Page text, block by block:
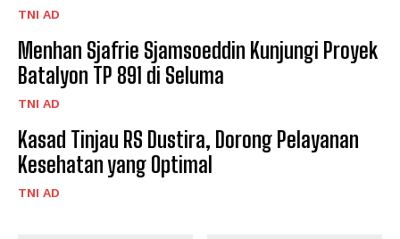
TNI AD
Menhan Sjafrie Sjamsoeddin Kunjungi Proyek
Batalyon TP 891 di Seluma
TNI AD
Kasad Tinjau RS Dustira, Dorong Pelayanan
Kesehatan yang Optimal
TNI AD